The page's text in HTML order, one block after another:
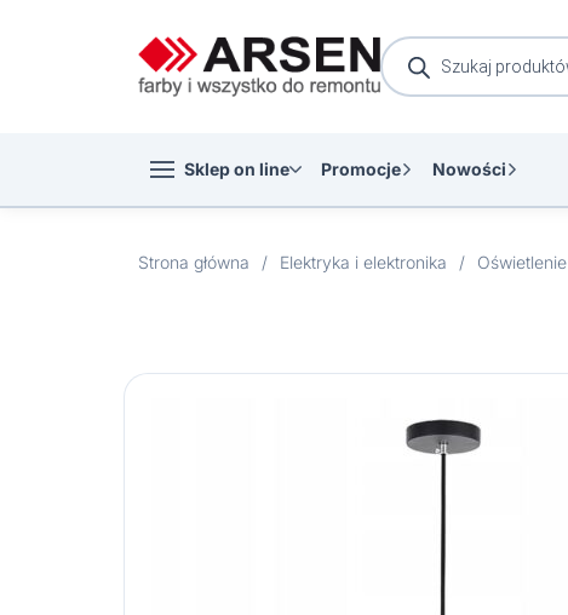
Wyszukiwarka
produktów
Sklep on line Promocje Nowości
Strona główna / Elektryka i elektronika / Oświetlenie